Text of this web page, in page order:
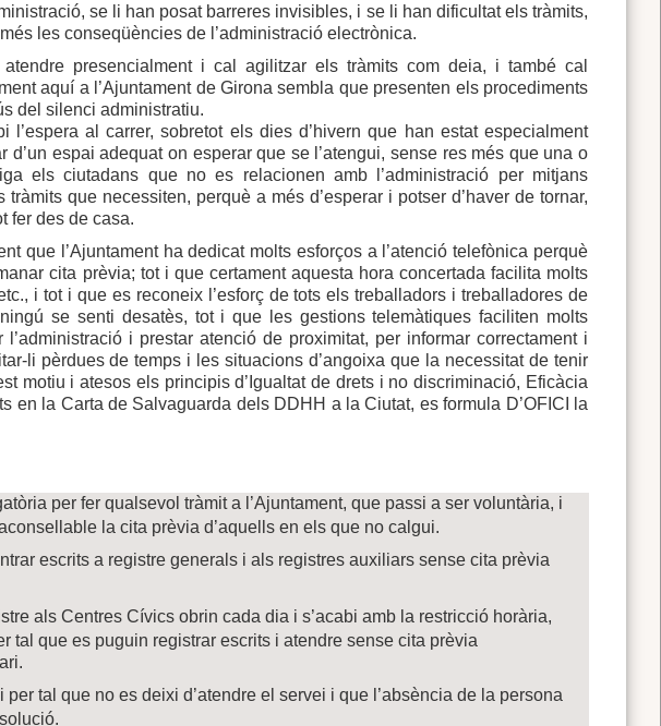
se li han posat barreres invisibles, i se li han dificultat els tràmits,
les conseqüències de l’administració electrònica.
presencialment i cal agilitzar els tràmits com deia, i també cal
aquí a l’Ajuntament de Girona sembla que presenten els procediments
del silenci administratiu.
l’espera al carrer, sobretot els dies d’hivern que han estat especialment
espai adequat on esperar que se l’atengui, sense res més que una o
els ciutadans que no es relacionen amb l’administració per mitjans
que necessiten, perquè a més d’esperar i potser d’haver de tornar,
fer des de casa.
que l’Ajuntament ha dedicat molts esforços a l’atenció telefònica perquè
cita prèvia; tot i que certament aquesta hora concertada facilita molts
i tot i que es reconeix l’esforç de tots els treballadors i treballadores de
se senti desatès, tot i que les gestions telemàtiques faciliten molts
i prestar atenció de proximitat, per informar correctament i
li pèrdues de temps i les situacions d’angoixa que la necessitat de tenir
motiu i atesos els principis d’Igualtat de drets i no discriminació, Eficàcia
en la Carta de Salvaguarda dels DDHH a la Ciutat, es formula D’OFICI la
per fer qualsevol tràmit a l’Ajuntament, que passi a ser voluntària, i
la cita prèvia d’aquells en els que no calgui.
escrits a registre generals i als registres auxiliars sense cita prèvia
als Centres Cívics obrin cada dia i s’acabi amb la restricció horària,
tal que es puguin registrar escrits i atendre sense cita prèvia
tal que no es deixi d’atendre el servei i que l’absència de la persona